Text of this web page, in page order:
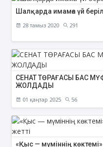
Шалқарда имамға үй
28 тамыз 2020 291
СЕНАТ ТӨРАҒАСЫ БАС
ЖОЛДАДЫ
01 қаңтар 2025 56
«Қыс — мүміннің